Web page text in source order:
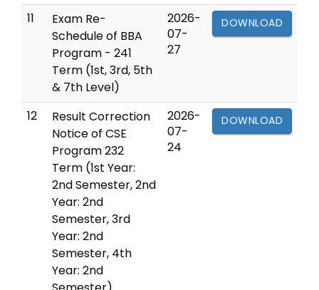
11
Exam Re-
Schedule of BBA
Program - 241
Term (1st, 3rd, 5th
& 7th Level)
2026-
07-
27
DOWNLOAD
12
Result Correction
Notice of CSE
Program 232
Term (1st Year:
2nd Semester, 2nd
Year: 2nd
Semester, 3rd
Year: 2nd
Semester, 4th
Year: 2nd
2026-
07-
24
DOWNLOAD